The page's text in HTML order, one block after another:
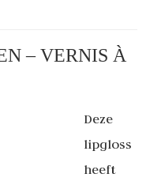
– VERNIS À
Deze
lipgloss
heeft